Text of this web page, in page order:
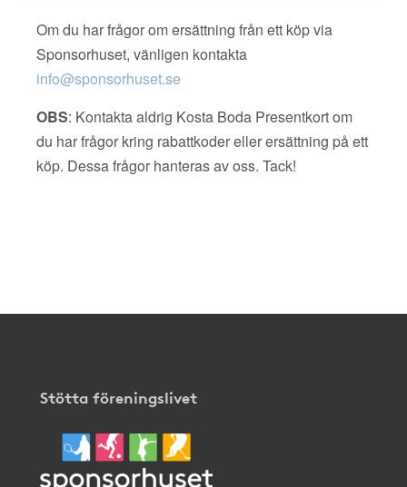
Om du har frågor om ersättning från ett köp via
Sponsorhuset, vänligen kontakta
info@sponsorhuset.se
OBS: Kontakta aldrig Kosta Boda Presentkort om
du har frågor kring rabattkoder eller ersättning på ett
köp. Dessa frågor hanteras av oss. Tack!
Stötta föreningslivet